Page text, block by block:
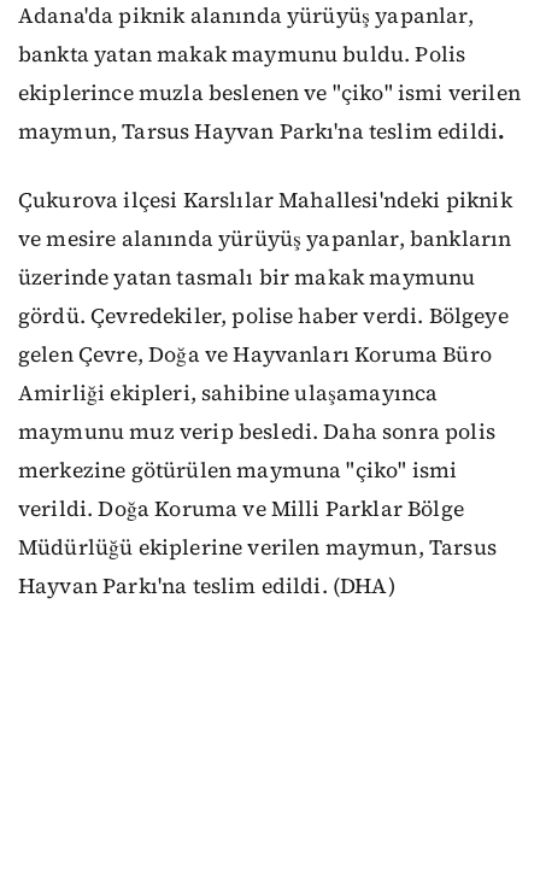
Adana'da piknik alanında yürüyüş yapanlar,
bankta yatan makak maymunu buldu. Polis
ekiplerince muzla beslenen ve "çiko" ismi verilen
maymun, Tarsus Hayvan Parkı'na teslim edildi.
Çukurova ilçesi Karslılar Mahallesi'ndeki piknik
ve mesire alanında yürüyüş yapanlar, bankların
üzerinde yatan tasmalı bir makak maymunu
gördü. Çevredekiler, polise haber verdi. Bölgeye
gelen Çevre, Doğa ve Hayvanları Koruma Büro
Amirliği ekipleri, sahibine ulaşamayınca
maymunu muz verip besledi. Daha sonra polis
merkezine götürülen maymuna "çiko" ismi
verildi. Doğa Koruma ve Milli Parklar Bölge
Müdürlüğü ekiplerine verilen maymun, Tarsus
Hayvan Parkı'na teslim edildi. (DHA)